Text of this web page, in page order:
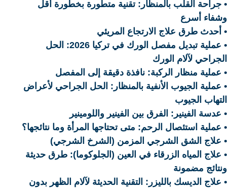
• جراحة القلب بالمنظار: تقنية متطورة بخطورة أقل
وشفاء أسرع
• أحدث طرق علاج الارتجاع المريئي
• عملية تبديل مفصل الورك في تركيا 2026: الحل
الجراحي لآلام الورك
• عملية منظار الركبة: نافذة دقيقة إلى المفصل
• عملية الجيوب الأنفية بالمنظار: الحل الجراحي لأعراض
التهاب الجيوب
• عدسة الفينير: الفرق بين الفينير واللومينير
• عملية استئصال الرحم: متى تحتاجها المرأة وما نتائجها؟
• علاج الشق الشرجي المزمن (الشرخ الشرجي)
• علاج المياه الزرقاء في العين (الجلوكوما): طرق حديثة
ونتائج مضمونة
• علاج الديسك بالليزر: التقنية الحديثة لآلام الظهر بدون